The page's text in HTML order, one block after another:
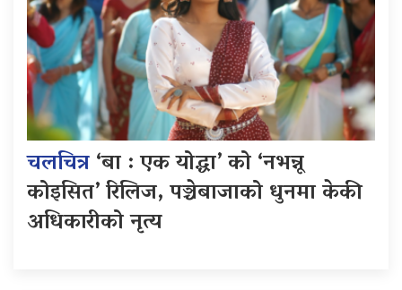
चलचित्र‘बा : एक योद्धा’ को ‘नभन्नू
कोइसित’ रिलिज, पञ्चेबाजाको धुनमा केकी
अधिकारीको नृत्य